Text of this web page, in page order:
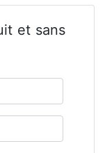
et sans